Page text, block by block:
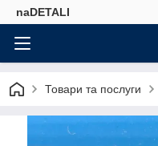
naDETALI
Товари та послуги